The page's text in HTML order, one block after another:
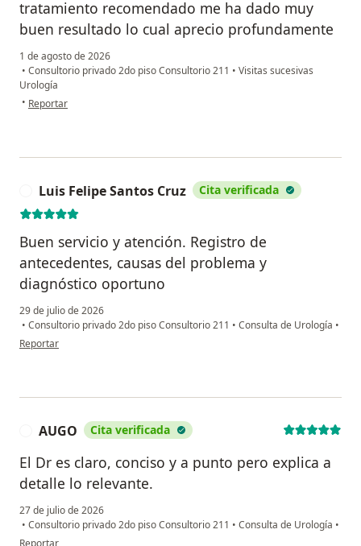
tratamiento recomendado me ha dado muy
buen resultado lo cual aprecio profundamente
1 de agosto de 2026
• Consultorio privado 2do piso Consultorio 211 • Visitas sucesivas
Urología
• en opinión del usuario AC
Reportar
Luis Felipe Santos Cruz Cita verificada
Buen servicio y atención. Registro de
antecedentes, causas del problema y
diagnóstico oportuno
29 de julio de 2026
• Consultorio privado 2do piso Consultorio 211 • Consulta de Urología •
en opinión del usuario Luis Felipe Santos Cruz
Reportar
AUGO Cita verificada
El Dr es claro, conciso y a punto pero explica a
detalle lo relevante.
27 de julio de 2026
• Consultorio privado 2do piso Consultorio 211 • Consulta de Urología •
en opinión del usuario AUGO